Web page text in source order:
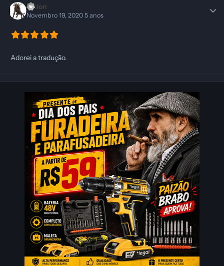
Dhion
Novembro 19, 20205 anos
Adorei a tradução.